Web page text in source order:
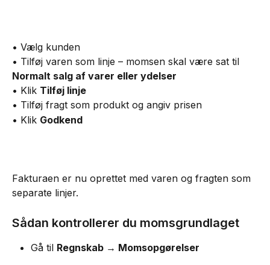
• Vælg kunden
• Tilføj varen som linje – momsen skal være sat til
Normalt salg af varer eller ydelser
• Klik Tilføj linje
• Tilføj fragt som produkt og angiv prisen
• Klik Godkend
Fakturaen er nu oprettet med varen og fragten som
separate linjer.
Sådan kontrollerer du momsgrundlaget
Gå til Regnskab → Momsopgørelser